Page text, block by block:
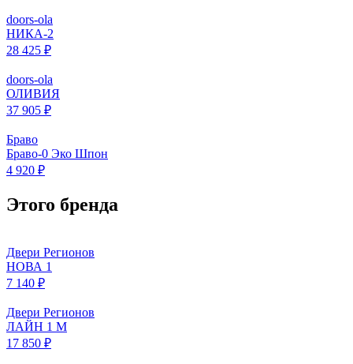
doors-ola
НИКА-2
28 425 ₽
doors-ola
ОЛИВИЯ
37 905 ₽
Браво
Браво-0 Эко Шпон
4 920 ₽
Этого бренда
Двери Регионов
НОВА 1
7 140 ₽
Двери Регионов
ЛАЙН 1 М
17 850 ₽